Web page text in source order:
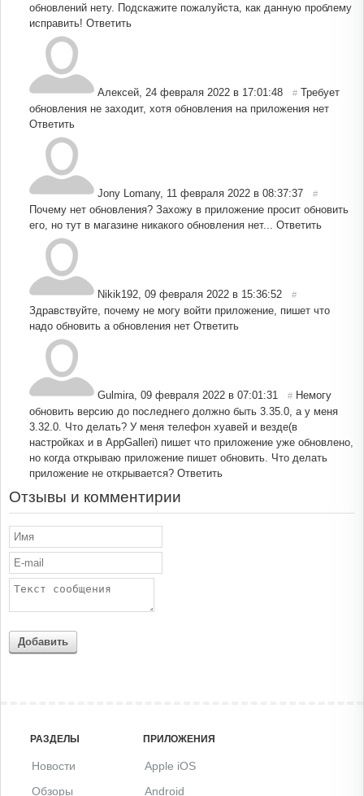
обновлений нету. Подскажите пожалуйста, как данную проблему
исправить! Ответить
Алексей, 24 февраля 2022 в 17:01:48 # Требует
обновления не заходит, хотя обновления на приложения нет
Ответить
Jony Lomany, 11 февраля 2022 в 08:37:37 #
Почему нет обновления? Захожу в приложение просит обновить
его, но тут в магазине никакого обновления нет... Ответить
Nikik192, 09 февраля 2022 в 15:36:52 #
Здравствуйте, почему не могу войти приложение, пишет что
надо обновить а обновления нет Ответить
Gulmira, 09 февраля 2022 в 07:01:31 # Немогу
обновить версию до последнего должно быть 3.35.0, а у меня
3.32.0. Что делать? У меня телефон хуавей и везде(в
настройках и в AppGalleri) пишет что приложение уже обновлено,
но когда открываю приложение пишет обновить. Что делать
приложение не открывается? Ответить
Отзывы и комментирии
Добавить
РАЗДЕЛЫ
Новости
Обзоры
ПРИЛОЖЕНИЯ
Apple iOS
Android